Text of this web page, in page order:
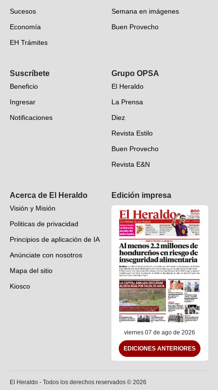
Sucesos
Economía
EH Trámites
EH Verifica
Fotogalerías
Deportes
Videos
Semana en imágenes
Buen Provecho
Suscríbete
Beneficio
Ingresar
Notificaciones
Grupo OPSA
El Heraldo
La Prensa
Diez
Revista Estilo
Buen Provecho
Revista E&N
Acerca de El Heraldo
Visión y Misión
Politicas de privacidad
Principios de aplicación de IA
Anúnciate con nosotros
Mapa del sitio
Kiosco
Edición impresa
viernes 07 de ago de 2026
EDICIONES ANTERIORES
El Heraldo - Todos los derechos reservados © 2026